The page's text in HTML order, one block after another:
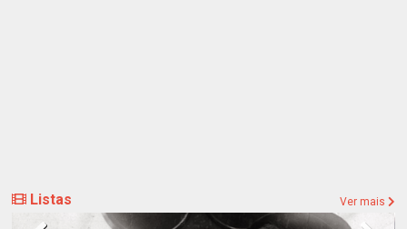
Listas Ver mais